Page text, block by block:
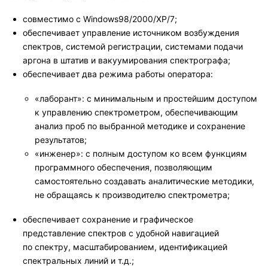
совместимо с Windows98/2000/XP/7;
обеспечивает управление источником возбуждения
спектров, системой регистрации, системами подачи
аргона в штатив и вакуумирования спектрографа;
обеспечивает два режима работы оператора:
«лаборант»: с минимальным и простейшим доступом
к управлению спектрометром, обеспечивающим
анализ проб по выбранной методике и сохранение
результатов;
«инженер»: с полным доступом ко всем функциям
программного обеспечения, позволяющим
самостоятельно создавать аналитические методики,
не обращаясь к производителю спектрометра;
обеспечивает сохранение и графическое
представление спектров с удобной навигацией
по спектру, масштабированием, идентификацией
спектральных линий и т.д.;